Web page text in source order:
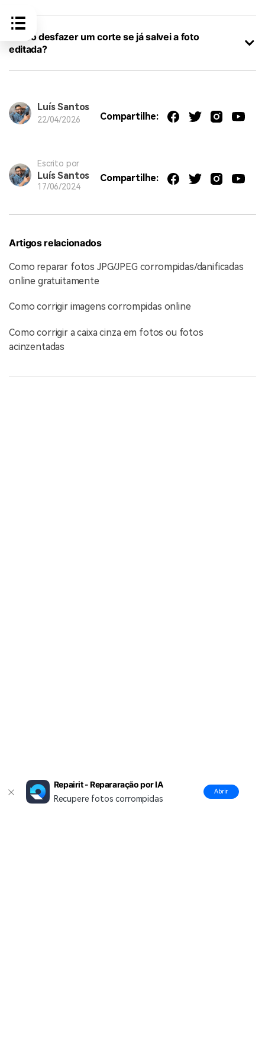
Posso desfazer um corte se já salvei a foto
editada?
Luís Santos
22/04/2026 Compartilhe:
Escrito por
Luís Santos
17/06/2024
Compartilhe:
Artigos relacionados
Como reparar fotos JPG/JPEG corrompidas/danificadas
online gratuitamente
Como corrigir imagens corrompidas online
Como corrigir a caixa cinza em fotos ou fotos
acinzentadas
Repairit - Repararação por IA
Recupere fotos corrompidas
Abrir